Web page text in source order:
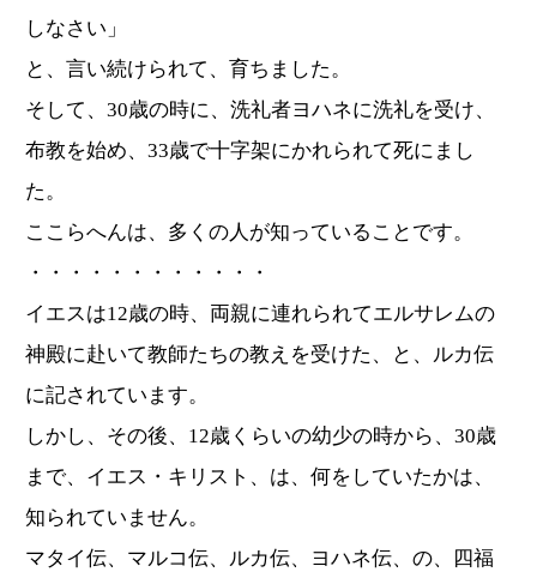
しなさい」
と、言い続けられて、育ちました。
そして、30歳の時に、洗礼者ヨハネに洗礼を受け、
布教を始め、33歳で十字架にかれられて死にまし
た。
ここらへんは、多くの人が知っていることです。
・・・・・・・・・・・・
イエスは12歳の時、両親に連れられてエルサレムの
神殿に赴いて教師たちの教えを受けた、と、ルカ伝
に記されています。
しかし、その後、12歳くらいの幼少の時から、30歳
まで、イエス・キリスト、は、何をしていたかは、
知られていません。
マタイ伝、マルコ伝、ルカ伝、ヨハネ伝、の、四福